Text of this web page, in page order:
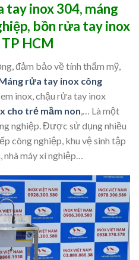
tay inox 304, máng
bồn rửa tay inox
HCM
đảm bảo về tính thẩm mỹ,
rửa tay inox công
inox, chậu rửa tay inox
cho trẻ mầm non,… Là một
nghiệp. Được sử dụng nhiều
công nghiệp, khu vệ sinh tập
máy xí nghiệp…